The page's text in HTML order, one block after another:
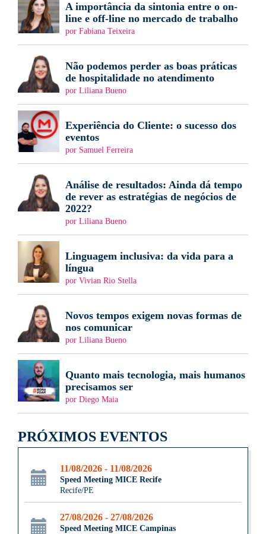
A importância da sintonia entre o on-
line e off-line no mercado de trabalho
por Fabiana Teixeira
Não podemos perder as boas práticas
de hospitalidade no atendimento
por Liliana Bueno
Experiência do Cliente: o sucesso dos
eventos
por Samuel Ferreira
Análise de resultados: Ainda dá tempo
de rever as estratégias de negócios de
2022?
por Liliana Bueno
Linguagem inclusiva: da vida para a
língua
por Vivian Rio Stella
Novos tempos exigem novas formas de
nos comunicar
por Liliana Bueno
Quanto mais tecnologia, mais humanos
precisamos ser
por Diego Maia
PRÓXIMOS EVENTOS
11/08/2026 - 11/08/2026
Speed Meeting MICE Recife
Recife/PE
27/08/2026 - 27/08/2026
Speed Meeting MICE Campinas